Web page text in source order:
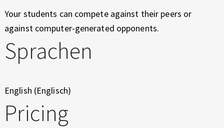
Your students can compete against their peers or
against computer-generated opponents.
Sprachen
English (Englisch)
Pricing